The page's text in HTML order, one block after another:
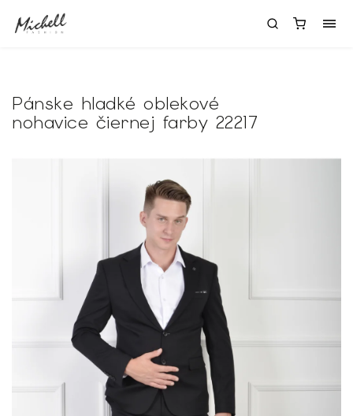
Pánske hladké oblekové
nohavice čiernej farby 22217